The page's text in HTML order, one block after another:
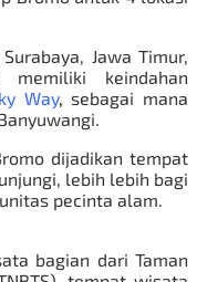
Jawa Timur,
memiliki keindahan
Way,sebagai mana
dijadikan tempat
lebih lebih bagi
pecinta alam.
bagian dari Taman